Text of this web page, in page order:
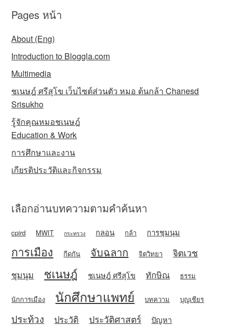
Pages หน้า
About (Eng)
Introduction to Bloggla.com
Multimedia
ชเนษฎ์ ศรีสุโข เว็บไซต์ส่วนตัว หมอ ต้นกล้า Chanesd
Srisukho
รู้จักคุณหมอชเนษฎ์
Education & Work
การศึกษาและงาน
เกียรติประวัติและกิจกรรม
เลือกอ่านบทความตามคำค้นหา
cpird MWIT กระทรวง กลอน กล้า การชุมนุม
การเมือง กีดกัน จับฉลาก จิตวิทยา จิตเวช
ชุมนุม ชเนษฎ์ ชเนษฎ์ ศรีสุโข ทักษิณ ธรรม
นักการเมือง นักศึกษาแพทย์ บทความ บุญเชียร
ประท้วง ประวัติ ประวัติศาสตร์ ปัญหา